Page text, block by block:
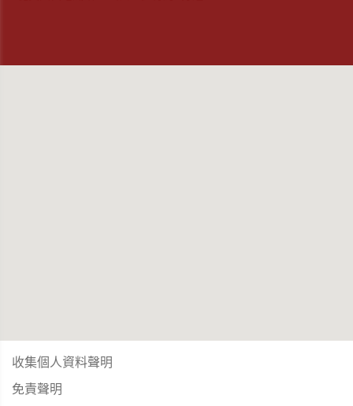
收集個人資料聲明
免責聲明